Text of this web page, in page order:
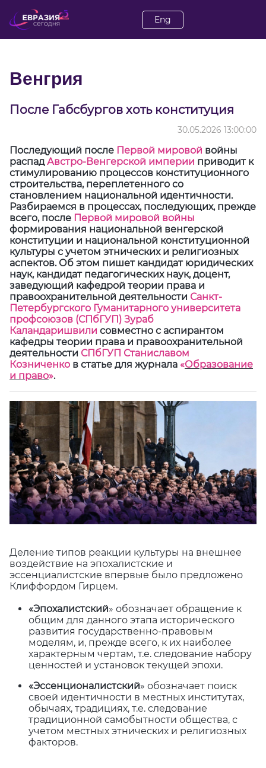
Eng
Венгрия
После Габсбургов хоть конституция
30.05.2026 13:00:00
Последующий после Первой мировой войны
распадАвстро-Венгерской империи приводит к
стимулированию процессов конституционного
строительства, переплетенного со
становлением национальной идентичности.
Разбираемся в процессах, последующих, прежде
всего, после Первой мировой войны
формирования национальной венгерской
конституции и национальной конституционной
культуры с учетом этнических и религиозных
аспектов. Об этом пишет кандидат юридических
наук, кандидат педагогических наук, доцент,
заведующий кафедрой теории права и
правоохранительной деятельности Санкт-
Петербургского Гуманитарного университета
профсоюзов (СПбГУП) Зураб
Каландаришвили совместно с аспирантом
кафедры теории права и правоохранительной
деятельности СПбГУП Станиславом
Козниченко в статье для журнала «Образование
и право».
Деление типов реакции культуры на внешнее
воздействие на эпохалистские и
эссенциалистские впервые было предложено
Клиффордом Гирцем.
«Эпохалистский» обозначает обращение к
общим для данного этапа исторического
развития государственно-правовым
моделям, и, прежде всего, к их наиболее
характерным чертам, т.е. следование набору
ценностей и установок текущей эпохи.
«Эссенционалистский» обозначает поиск
своей идентичности в местных институтах,
обычаях, традициях, т.е. следование
традиционной самобытности общества, с
учетом местных этнических и религиозных
факторов.